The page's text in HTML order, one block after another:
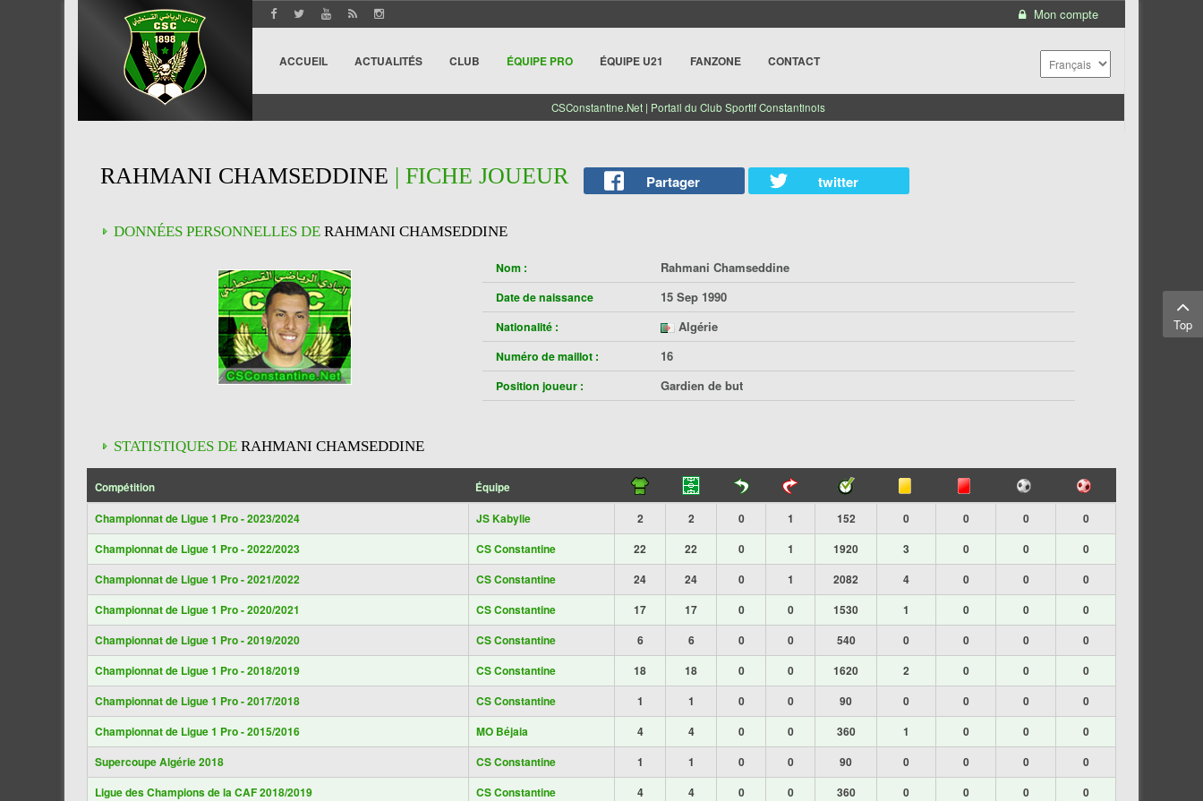
Mon compte
ACCUEIL ACTUALITÉS CLUB ÉQUIPE PRO ÉQUIPE U21 FANZONE CONTACT
CSConstantine.Net | Portail du Club Sportif Constantinois
RAHMANI CHAMSEDDINE | FICHE JOUEUR Partager twitter
DONNÉES PERSONNELLES DE RAHMANI CHAMSEDDINE
Nom : Rahmani Chamseddine
Date de naissance 15 Sep 1990
Nationalité : Algérie
Numéro de maillot : 16
Position joueur : Gardien de but
STATISTIQUES DE RAHMANI CHAMSEDDINE
Compétition Équipe
Championnat de Ligue 1 Pro - 2023/2024 JS Kabylie 2 2 0 1 152 0 0 0
0
Championnat de Ligue 1 Pro - 2022/2023
CS Constantine 22 22 0 1 1920 3 0 0
0
Championnat de Ligue 1 Pro - 2021/2022
CS Constantine 24 24 0 1 2082 4 0 0
0
Championnat de Ligue 1 Pro - 2020/2021
CS Constantine 17 17 0 0 1530 1 0 0
0
Championnat de Ligue 1 Pro - 2019/2020
CS Constantine 6 6 0 0 540 0 0 0
0
Championnat de Ligue 1 Pro - 2018/2019
CS Constantine 18 18 0 0 1620 2 0 0
0
Championnat de Ligue 1 Pro - 2017/2018
CS Constantine 1 1 0 0 90 0 0 0
0
Championnat de Ligue 1 Pro - 2015/2016
MO Béjaia 4 4 0 0 360 1 0 0
0
Supercoupe Algérie 2018
CS Constantine 1 1 0 0 90 0 0 0
0
Ligue des Champions de la CAF 2018/2019
CS Constantine 4 4 0 0 360 0 0 0
0
Top